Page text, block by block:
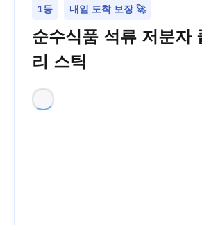
1등 내일 도착 보장 🚀
순수식품 석류 저분자
리 스틱